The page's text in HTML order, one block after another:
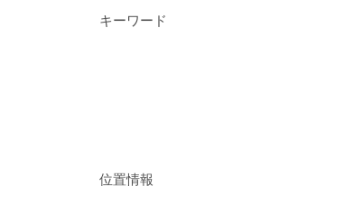
キーワード
位置情報